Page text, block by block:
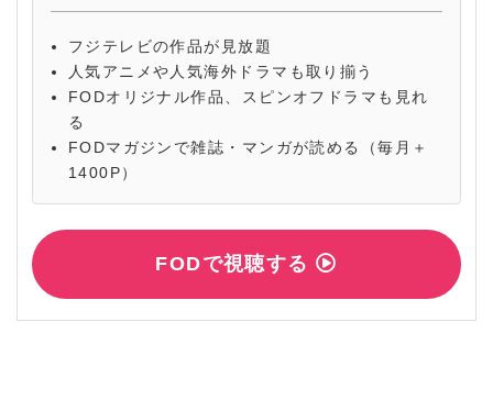
フジテレビの作品が見放題
人気アニメや人気海外ドラマも取り揃う
FODオリジナル作品、スピンオフドラマも見れ
る
FODマガジンで雑誌・マンガが読める（毎月＋
1400P）
FODで視聴する